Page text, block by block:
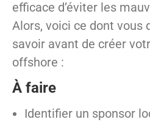
efficace d’éviter les
Alors, voici ce dont vous
savoir avant de créer
offshore :
À faire
Identifier un sponsor